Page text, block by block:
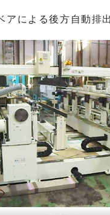
アによる後方自動排